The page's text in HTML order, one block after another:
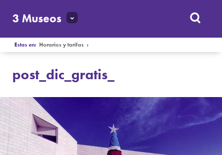
3 Museos
Estas en:Horarios y tarifas ›
post_dic_gratis_